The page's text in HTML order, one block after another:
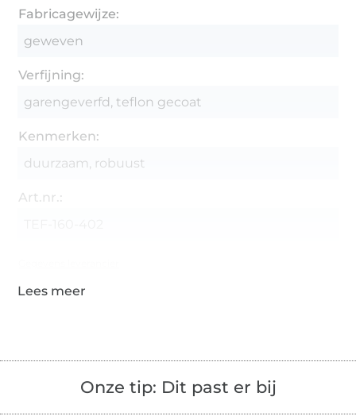
Fabricagewijze:
geweven
Verfijning:
garengeverfd, teflon gecoat
Kenmerken:
duurzaam, robuust
Art.nr.:
Onze tip: Dit past er bij